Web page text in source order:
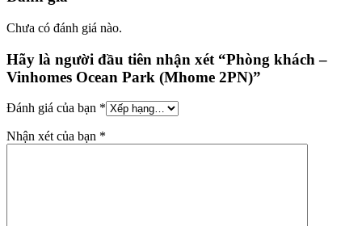
Chưa có đánh giá nào.
Hãy là người đầu tiên nhận xét “Phòng khách –
Vinhomes Ocean Park (Mhome 2PN)”
Đánh giá của bạn *
Nhận xét của bạn *